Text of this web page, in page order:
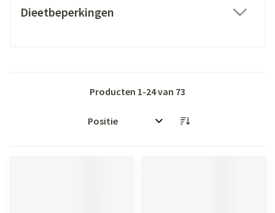
Dieetbeperkingen
Producten 1-24van 73
Sorteer op: